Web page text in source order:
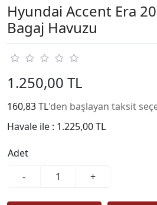
Hyundai Accent Era
Bagaj Havuzu
1.250,00 TL
160,83 TL'den başlayan taksit
Havale ile : 1.225,00 TL
Adet
-
+